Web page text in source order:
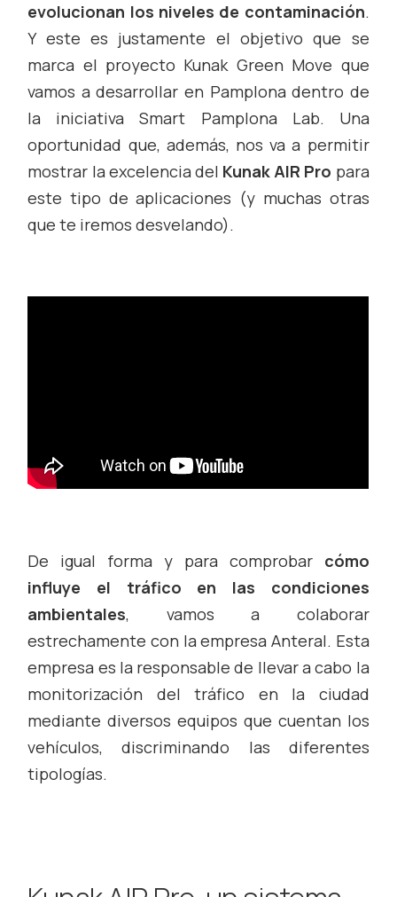
evolucionan los niveles de contaminación.
Y este es justamente el objetivo que se
marca el proyecto Kunak Green Move que
vamos a desarrollar en Pamplona dentro de
la iniciativa Smart Pamplona Lab. Una
oportunidad que, además, nos va a permitir
mostrar la excelencia del Kunak AIR Pro para
este tipo de aplicaciones (y muchas otras
que te iremos desvelando).
De igual forma y para comprobar cómo
influye el tráfico en las condiciones
ambientales, vamos a colaborar
estrechamente con la empresa Anteral. Esta
empresa es la responsable de llevar a cabo la
monitorización del tráfico en la ciudad
mediante diversos equipos que cuentan los
vehículos, discriminando las diferentes
tipologías.